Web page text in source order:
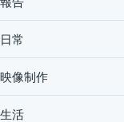
日常
映像制作
生活